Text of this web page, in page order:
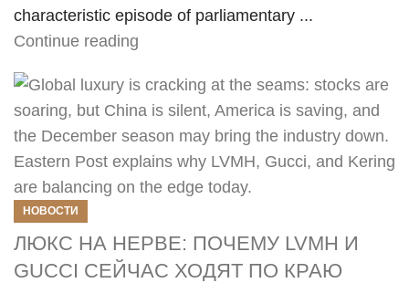
characteristic episode of parliamentary ...
Continue reading
НОВОСТИ
ЛЮКС НА НЕРВЕ: ПОЧЕМУ LVMH И
GUCCI СЕЙЧАС ХОДЯТ ПО КРАЮ